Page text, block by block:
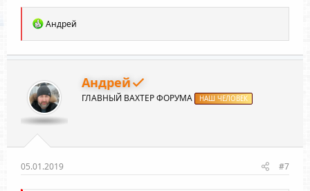
Р
а
к
и
и
:
Андрей
Андрей
ГЛАВНЫЙ ВАХТЕР ФОРУМА НАШ ЧЕЛОВЕК
05.01.2019 #7